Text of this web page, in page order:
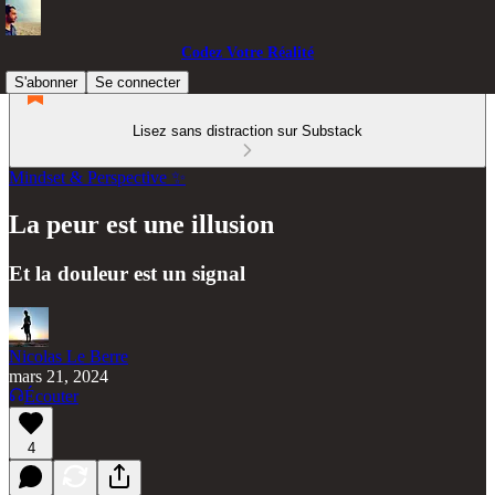
Codez Votre Réalité
S'abonner
Se connecter
Lisez sans distraction sur Substack
Mindset & Perspective ✨
La peur est une illusion
Et la douleur est un signal
Nicolas Le Berre
mars 21, 2024
Écouter
4